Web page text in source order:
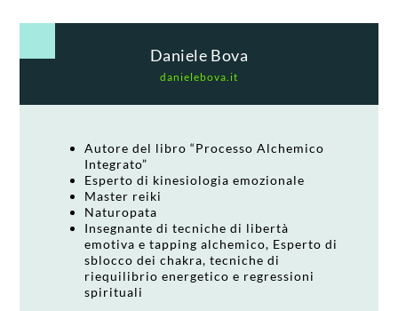
Daniele Bova
danielebova.it
Autore del libro “Processo Alchemico
Integrato”
Esperto di kinesiologia emozionale
Master reiki
Naturopata
Insegnante di tecniche di libertà
emotiva e tapping alchemico, Esperto di
sblocco dei chakra, tecniche di
riequilibrio energetico e regressioni
spirituali